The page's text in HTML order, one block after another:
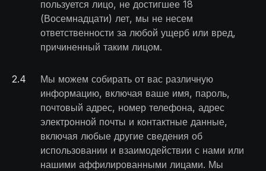
пользуется лицо, не достигшее 18
(Восемнадцати) лет, мы не несем
ответственности за любой ущерб или вред,
причиненный таким лицом.
2.4
Мы можем собирать от вас различную
информацию, включая ваше имя, пароль,
почтовый адрес, номер телефона, адрес
электронной почты и контактные данные,
включая любые другие сведения об
использовании и взаимодействии с нами или
нашими аффилированными лицами. Мы